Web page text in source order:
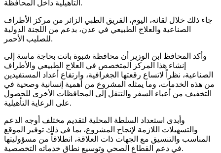
التأهيلية داخل المحافظة.
جاء ذلك خلال لقائه، اليوم، الفريق الطبي الزائر من مركز الأطراف
الصناعية والعلاج الطبيعي في عدن، بدعم من اللجنة الدولية
للصليب الأحمر.
وأكد المحافظ ابن الوزير أن محافظة شبوة باتت بحاجة ماسة إلى
إنشاء هذا المركز المتخصص في العلاج الطبيعي والأطراف
الصناعية، نظراً لاتساع رقعتها الجغرافية، وارتفاع أعداد المستفيدين
من هذه الخدمات، وما يمثله المشروع من أهمية إنسانية وصحية في
التخفيف من أعباء السفر والتنقل إلى المحافظات الأخرى للحصول
على الرعاية التأهيلية.
وأبدى استعداد السلطة المحلية لتقديم مختلف أوجه الدعم
والتسهيلات اللازمة لإنجاح المشروع، بما في ذلك توفير الموقع
المناسب والتنسيق مع الجهات ذات العلاقة، انطلاقاً من مسؤوليتها
في دعم القطاع الصحي وتوسيع نطاق خدماته التخصصية.